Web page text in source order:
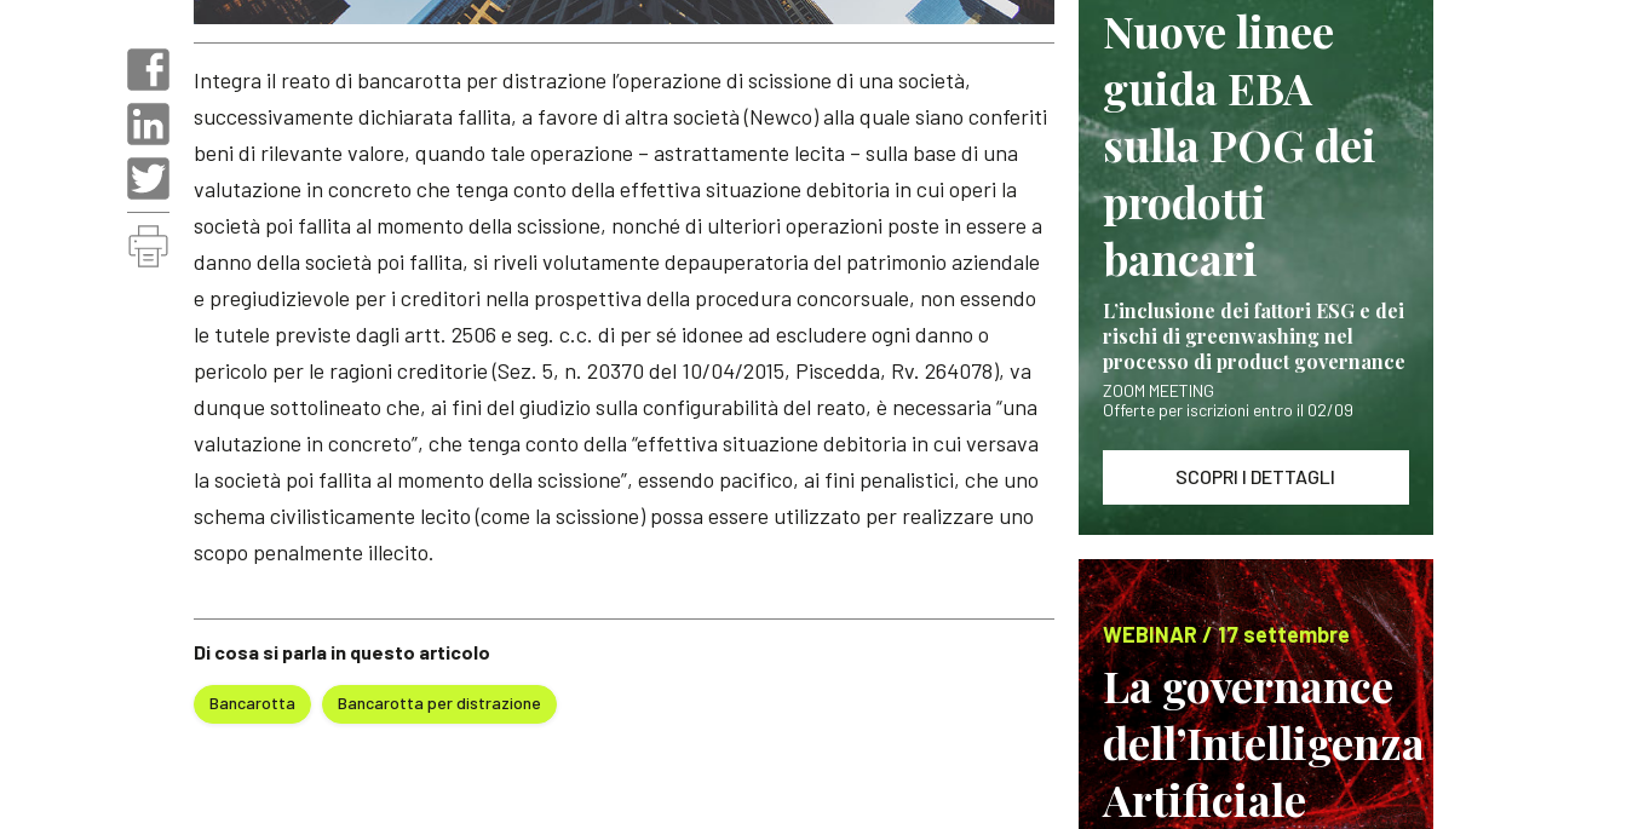
Di cosa si parla in questo articolo
Bancarotta Bancarotta per distrazione
Integra il reato di bancarotta per distrazione l’operazione di scissione di una società,
successivamente dichiarata fallita, a favore di altra società (Newco) alla quale siano conferiti
beni di rilevante valore, quando tale operazione – astrattamente lecita – sulla base di una
valutazione in concreto che tenga conto della effettiva situazione debitoria in cui operi la
società poi fallita al momento della scissione, nonché di ulteriori operazioni poste in essere a
danno della società poi fallita, si riveli volutamente depauperatoria del patrimonio aziendale
e pregiudizievole per i creditori nella prospettiva della procedura concorsuale, non essendo
le tutele previste dagli artt. 2506 e seg. c.c. di per sé idonee ad escludere ogni danno o
pericolo per le ragioni creditorie (Sez. 5, n. 20370 del 10/04/2015, Piscedda, Rv. 264078), va
dunque sottolineato che, ai fini del giudizio sulla configurabilità del reato, è necessaria “una
valutazione in concreto”, che tenga conto della “effettiva situazione debitoria in cui versava
la società poi fallita al momento della scissione”, essendo pacifico, ai fini penalistici, che uno
schema civilisticamente lecito (come la scissione) possa essere utilizzato per realizzare uno
scopo penalmente illecito.
Nuove linee
guida EBA
sulla POG dei
prodotti
bancari
L’inclusione dei fattori ESG e dei
rischi di greenwashing nel
processo di product governance
ZOOM MEETING
Offerte per iscrizioni entro il 02/09
SCOPRI I DETTAGLI
WEBINAR / 17 settembre
La governance
dell’Intelligenza
Artificiale